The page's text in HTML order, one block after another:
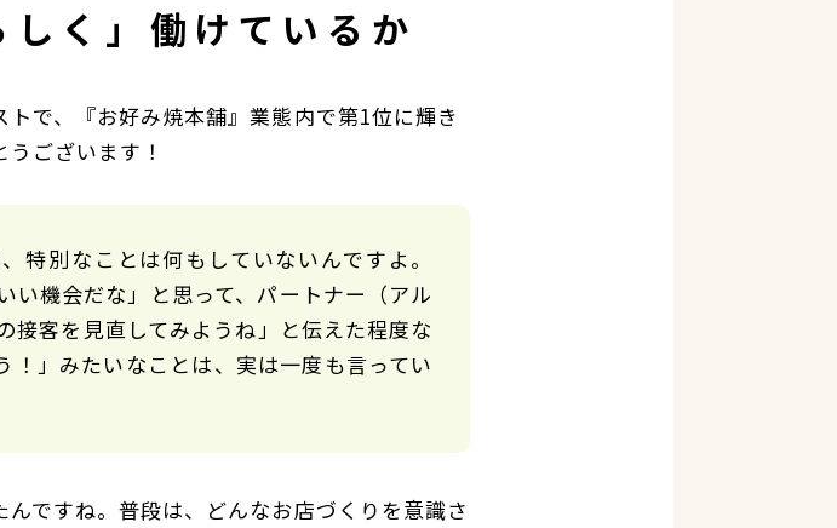
く」働けているか
トで、『お好み焼本舗』業態内で第1位に輝き
ございます！
特別なことは何もしていないんですよ。
い機会だな」と思って、パートナー（アル
接客を見直してみようね」と伝えた程度な
！」みたいなことは、実は一度も言ってい
んですね。普段は、どんなお店づくりを意識さ